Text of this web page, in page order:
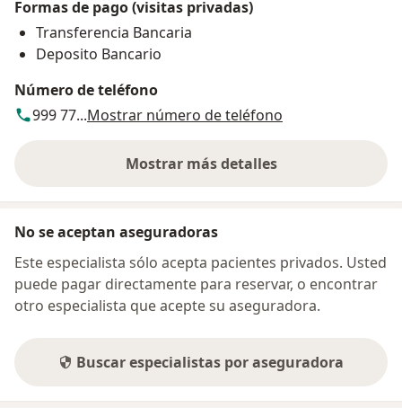
Formas de pago (visitas privadas)
Transferencia Bancaria
Deposito Bancario
Número de teléfono
999 77...Mostrar número de teléfono
Mostrar más detalles
sobre la dirección
No se aceptan aseguradoras
Este especialista sólo acepta pacientes privados. Usted
puede pagar directamente para reservar, o encontrar
otro especialista que acepte su aseguradora.
Buscar especialistas por aseguradora